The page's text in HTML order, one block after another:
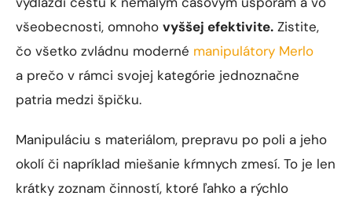
všeobecnosti, omnoho vyššej efektivite. Zistite,
čo všetko zvládnu moderné manipulátory Merlo
a prečo v rámci svojej kategórie jednoznačne
patria medzi špičku.
Manipuláciu s materiálom, prepravu po poli a jeho
okolí či napríklad miešanie kŕmnych zmesí. To je len
krátky zoznam činností, ktoré ľahko a rýchlo